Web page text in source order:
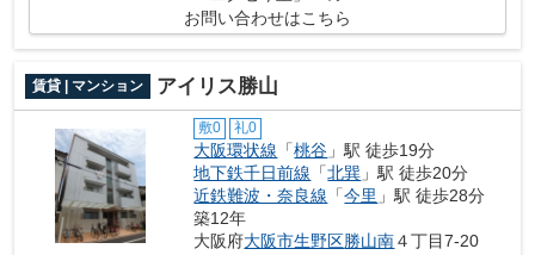
お問い合わせはこちら
賃貸 | マンション アイリス勝山
敷0 礼0
大阪環状線 「桃谷 」駅 徒歩19分
地下鉄千日前線 「北巽 」駅 徒歩20分
近鉄難波・奈良線 「今里 」駅 徒歩28分
築12年
大阪府大阪市生野区勝山南４丁目7-20